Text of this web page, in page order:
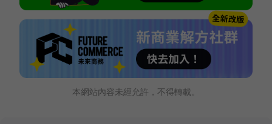
本網站內容未經允許，不得轉載。